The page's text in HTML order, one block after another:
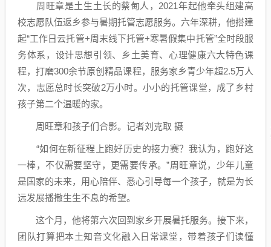
周旺章是土生土长的蔡甸人，2021年起他牵头组建高
校志愿队伍返乡参与暑期托管志愿服务。六年深耕，他搭建
起“工作日云托管+周末线下托管+寒暑假集中托管”全时段服
务体系，设计思想引领、乡土美育、心理健康六大特色课
程，打磨300余节原创精品课程，服务家乡青少年超2.5万人
次，志愿总时长突破2万小时。小小的托管课堂，成了乡村
孩子第二个温暖的家。
周旺章和孩子们合影。记者刘克取 摄
“如何在新征程上跑好历史的接力赛？我认为，跑好这
一棒，不仅需要坚守，更需要传承。”周旺章说，少年儿童
是国家的未来，用心陪伴、悉心引导每一个孩子，就是为长
远发展播撒生生不息的希望。
这个月，他将第六次回到家乡开展暑托服务。接下来，
团队打算把本土知音文化融入日常课堂，带着孩子们读懂